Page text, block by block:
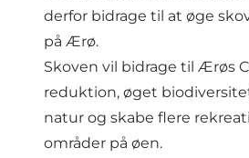
derfor bidrage til at øge
på Ærø.
Skoven vil bidrage til Ærøs
reduktion, øget
natur og skabe flere
områder på øen.